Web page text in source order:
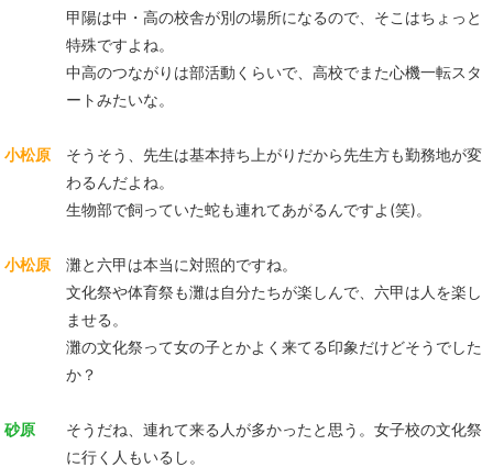
甲陽は中・高の校舎が別の場所になるので、そこはちょっと
特殊ですよね。
中高のつながりは部活動くらいで、高校でまた心機一転スタ
ートみたいな。
小松原
そうそう、先生は基本持ち上がりだから先生方も勤務地が変
わるんだよね。
生物部で飼っていた蛇も連れてあがるんですよ(笑)。
小松原
灘と六甲は本当に対照的ですね。
文化祭や体育祭も灘は自分たちが楽しんで、六甲は人を楽し
ませる。
灘の文化祭って女の子とかよく来てる印象だけどそうでした
か？
砂原
そうだね、連れて来る人が多かったと思う。女子校の文化祭
に行く人もいるし。